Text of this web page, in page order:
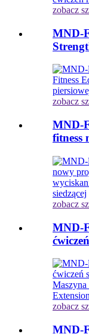
zobacz
MND-
zobacz
MND-
fitness
zobacz
MND-
zobacz
MND-